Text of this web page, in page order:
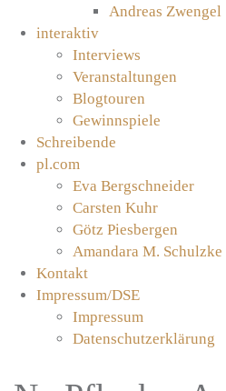
Andreas Zwengel
interaktiv
Interviews
Veranstaltungen
Blogtouren
Gewinnspiele
Schreibende
pl.com
Eva Bergschneider
Carsten Kuhr
Götz Piesbergen
Amandara M. Schulzke
Kontakt
Impressum/DSE
Impressum
Datenschutzerklärung